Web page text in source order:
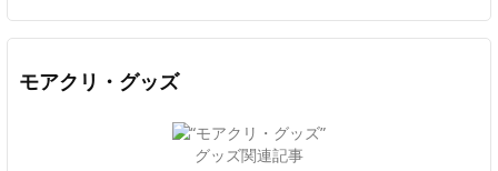
モアクリ・グッズ
グッズ関連記事